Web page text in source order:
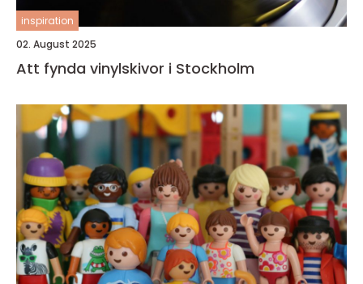
inspiration
02. August 2025
Att fynda vinylskivor i Stockholm